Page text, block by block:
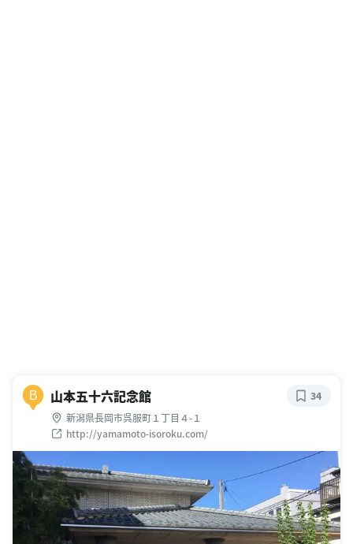
B 山本五十六記念館
新潟県長岡市呉服町１丁目４-１
http://yamamoto-isoroku.com/
34